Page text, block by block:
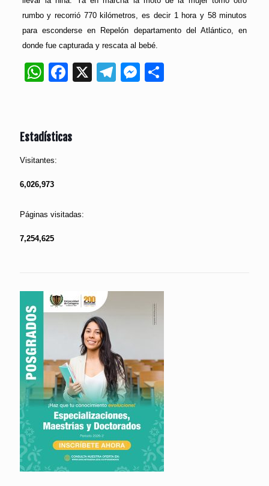
rumbo y recorrió 770 kilómetros, es decir 1 hora y 58 minutos
para esconderse en Repelón departamento del Atlántico, en
donde fue capturada y rescata al bebé.
WhatsApp
Facebook
X Telegram
Messenger
Compartir
Estadísticas
Visitantes:
6,026,973
Páginas visitadas:
7,254,625